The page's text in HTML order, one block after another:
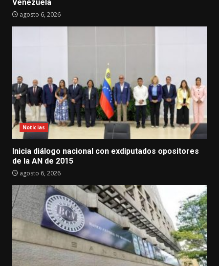
Venezuela
agosto 6, 2026
Noticias
Inicia diálogo nacional con exdiputados opositores
de la AN de 2015
agosto 6, 2026